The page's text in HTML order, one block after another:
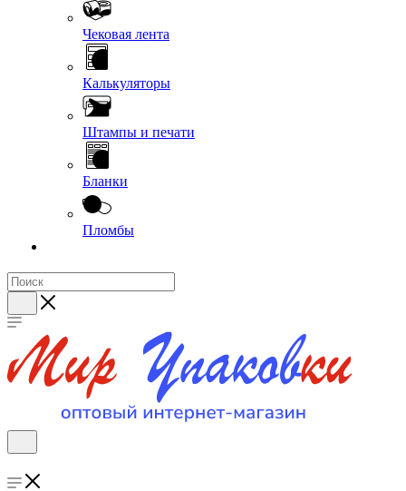
Чековая лента
Калькуляторы
Штампы и печати
Бланки
Пломбы